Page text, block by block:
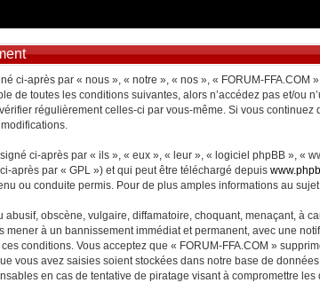
ci-après par « nous », « notre », « nos », « FORUM-
de toutes les conditions suivantes, alors n’accédez pas et/
régulièrement celles-ci par vous-même. Si vous
ci-après par « ils », « eux », « leur », « logiciel phpBB », «
après par « GPL ») et qui peut être téléchargé depuis
ou conduite permis. Pour de plus amples informations au
obscène, vulgaire, diffamatoire, choquant, menaçant, à
à un bannissement immédiat et permanent, avec une
conditions. Vous acceptez que « FORUM-FFA.COM »
vous avez saisies soient stockées dans notre base de
en cas de tentative de piratage visant à compromettre les